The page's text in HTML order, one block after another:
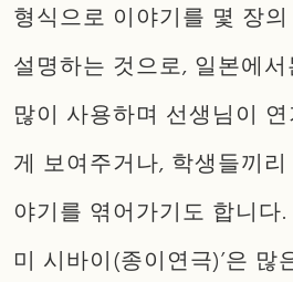
형식으로 이야기를 몇 장
설명하는 것으로, 일본에
많이 사용하며 선생님이
게 보여주거나, 학생들끼
야기를 엮어가기도 합니다
미 시바이(종이연극)’은 많